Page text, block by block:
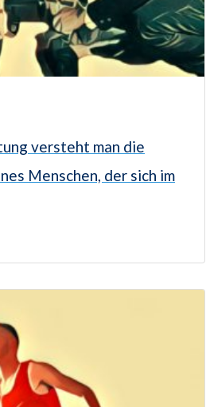
versteht man die
Menschen, der sich im